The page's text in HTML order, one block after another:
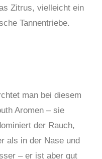
Zitrus, vielleicht ein
Tannentriebe.
man bei diesem
Aromen – sie
der Rauch,
als in der Nase und
– er ist aber gut